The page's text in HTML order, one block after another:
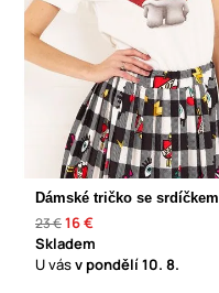
Dámské tričko se srdíčkem
23 €16 €
Skladem
U vásv pondělí10. 8.